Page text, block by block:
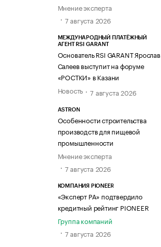
Мнение эксперта
7 августа 2026
МЕЖДУНАРОДНЫЙ ПЛАТЁЖНЫЙ
АГЕНТ RSI GARANT
Основатель RSI GARANT Ярослав
Салеев выступит на форуме
«РОСТКИ» в Казани
Новость
7 августа 2026
ASTRON
Особенности строительства
производств для пищевой
промышленности
Мнение эксперта
7 августа 2026
КОМПАНИЯ PIONEER
«Эксперт РА» подтвердило
кредитный рейтинг PIONEER
Группа компаний
7 августа 2026